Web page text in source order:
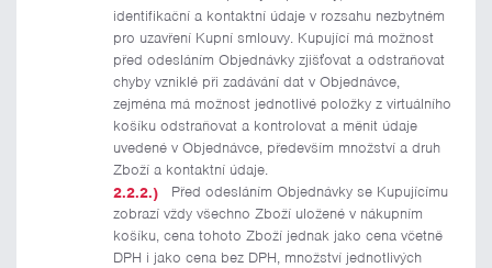
identifikační a kontaktní údaje v rozsahu nezbytném
pro uzavření Kupní smlouvy. Kupující má možnost
před odesláním Objednávky zjišťovat a odstraňovat
chyby vzniklé při zadávání dat v Objednávce,
zejména má možnost jednotlivé položky z virtuálního
košíku odstraňovat a kontrolovat a měnit údaje
uvedené v Objednávce, především množství a druh
Zboží a kontaktní údaje.
Před odesláním Objednávky se Kupujícímu
zobrazí vždy všechno Zboží uložené v nákupním
košíku, cena tohoto Zboží jednak jako cena včetně
DPH i jako cena bez DPH, množství jednotlivých